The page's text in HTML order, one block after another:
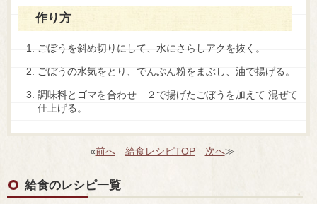
作り方
ごぼうを斜め切りにして、水にさらしアクを抜く。
ごぼうの水気をとり、でんぷん粉をまぶし、油で揚げる。
調味料とゴマを合わせ ２で揚げたごぼうを加えて 混ぜて
仕上げる。
«前へ 給食レシピTOP 次へ≫
給食のレシピ一覧